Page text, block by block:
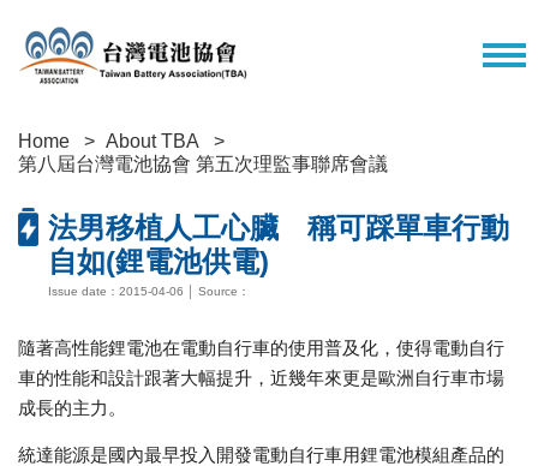
Home
About TBA
第八屆台灣電池協會 第五次理監事聯席會議
法男移植人工心臟 稱可踩單車行動
自如(鋰電池供電)
Issue date：2015-04-06 │ Source：
隨著高性能鋰電池在電動自行車的使用普及化，使得電動自行
車的性能和設計跟著大幅提升，近幾年來更是歐洲自行車市場
成長的主力。
統達能源是國內最早投入開發電動自行車用鋰電池模組產品的